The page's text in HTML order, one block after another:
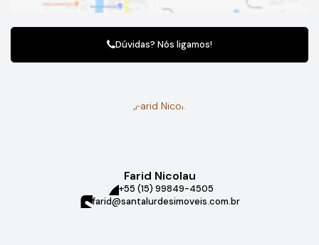
Dúvidas? Nós ligamos!
Farid Nicolau
+55 (15) 99849-4505
farid@santalurdesimoveis.com.br